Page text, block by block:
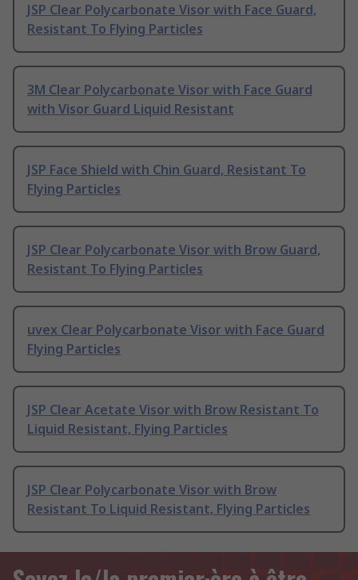
JSP Clear Polycarbonate Visor with Face Guard,
Resistant To Flying Particles
3M Clear Polycarbonate Visor with Face Guard
with Visor Guard Liquid Resistant
JSP Face Shield with Chin Guard, Resistant To
Flying Particles
JSP Clear Polycarbonate Visor with Brow Guard,
Resistant To Flying Particles
uvex Clear Polycarbonate Visor with Face Guard
Flying Particles
JSP Clear Acetate Visor with Brow Resistant To
Liquid Resistant, Flying Particles
JSP Clear Polycarbonate Visor with Brow
Resistant To Liquid Resistant, Flying Particles